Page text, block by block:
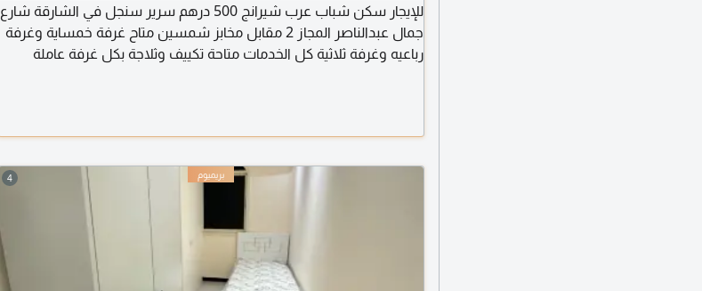
للإيجار سكن شباب عرب شيرانج 500 درهم سرير سنجل في الشارقة شارع
جمال عبدالناصر المجاز 2 مقابل مخابز شمسين متاح غرفة خمساية وغرفة
رباعيه وغرفة ثلاثية كل الخدمات متاحة تكييف وثلاجة بكل غرفة عاملة
4